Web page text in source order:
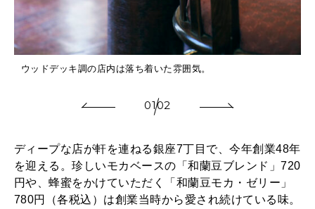
ウッドデッキ調の店内は落ち着いた雰囲気。
0102
ディープな店が軒を連ねる銀座7丁目で、今年創業48年
を迎える。珍しいモカベースの「和蘭豆ブレンド」720
円や、蜂蜜をかけていただく「和蘭豆モカ・ゼリー」
780円（各税込）は創業当時から愛され続けている味。